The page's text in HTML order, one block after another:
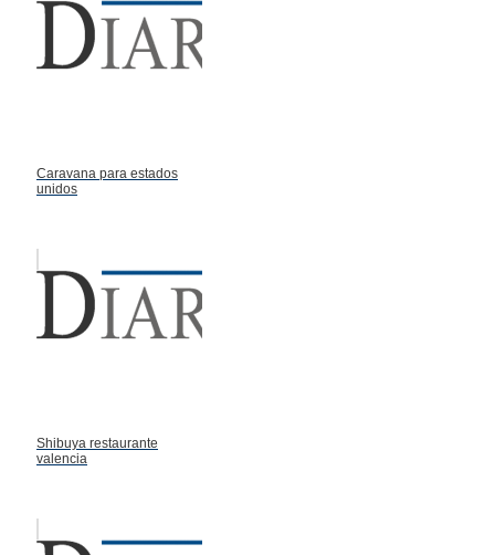
Caravana para estados
unidos
Shibuya restaurante
valencia